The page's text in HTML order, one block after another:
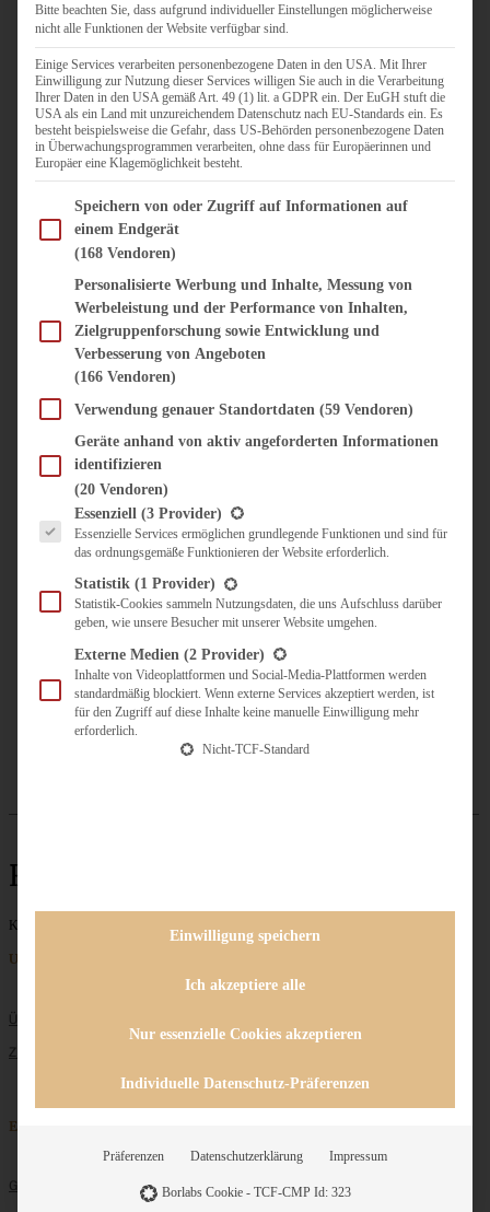
FLEISCH & FISCH
GRILLEN / BARBECUE
HERZHAFTES BACKEN
ONE-POT-GERICHTE
PASTA & NUDELGERICHTE
PIZZA, TARTES & QUICHES
REIS & RISOTTO
SALATE & SNACKS
SUPPENKASPEREIEN
VORSPEISEN
SÜSS & HERZHAFT
BROTAUFSTRICH
DIPS, SAUCEN, CHUTNEYS
KÜCHENGESCHENKE
UNTERWEGS
KULINARISCH UNTERWEGS
ÜBER MICH
ZUSAMMENARBEIT
Resteverwertung
Keine Beiträge gefunden
Unternehmen
ÜBER MICH
ZUSAMMENARBEIT
Entdecken
GRUNDLAGEN
Bitte beachten Sie, dass aufgrund individueller Einstellungen möglicherweise
nicht alle Funktionen der Website verfügbar sind.
Einige Services verarbeiten personenbezogene Daten in den USA. Mit Ihrer
Einwilligung zur Nutzung dieser Services willigen Sie auch in die Verarbeitung
Ihrer Daten in den USA gemäß Art. 49 (1) lit. a GDPR ein. Der EuGH stuft die
USA als ein Land mit unzureichendem Datenschutz nach EU-Standards ein. Es
besteht beispielsweise die Gefahr, dass US-Behörden personenbezogene Daten
in Überwachungsprogrammen verarbeiten, ohne dass für Europäerinnen und
Europäer eine Klagemöglichkeit besteht.
Im Folgenden finden Sie eine Liste der Zwecke des IAB Transparency and Consent
Speichern von oder Zugriff auf Informationen auf
einem Endgerät
(168 Vendoren)
Personalisierte Werbung und Inhalte, Messung von
Werbeleistung und der Performance von Inhalten,
Zielgruppenforschung sowie Entwicklung und
Verbesserung von Angeboten
(166 Vendoren)
Verwendung genauer Standortdaten (59 Vendoren)
Geräte anhand von aktiv angeforderten Informationen
identifizieren
(20 Vendoren)
Es folgt eine Liste der Service-Gruppen, für die eine Einwilligung erteilt werden
Essenziell (3 Provider)
Essenzielle Services ermöglichen grundlegende Funktionen und sind für
das ordnungsgemäße Funktionieren der Website erforderlich.
Statistik (1 Provider)
Statistik-Cookies sammeln Nutzungsdaten, die uns Aufschluss darüber
geben, wie unsere Besucher mit unserer Website umgehen.
Externe Medien (2 Provider)
Inhalte von Videoplattformen und Social-Media-Plattformen werden
standardmäßig blockiert. Wenn externe Services akzeptiert werden, ist
für den Zugriff auf diese Inhalte keine manuelle Einwilligung mehr
erforderlich.
Nicht-TCF-Standard
Einwilligung speichern
Ich akzeptiere alle
Nur essenzielle Cookies akzeptieren
Individuelle Datenschutz-Präferenzen
Präferenzen Datenschutzerklärung Impressum
Borlabs Cookie - TCF-CMP Id: 323